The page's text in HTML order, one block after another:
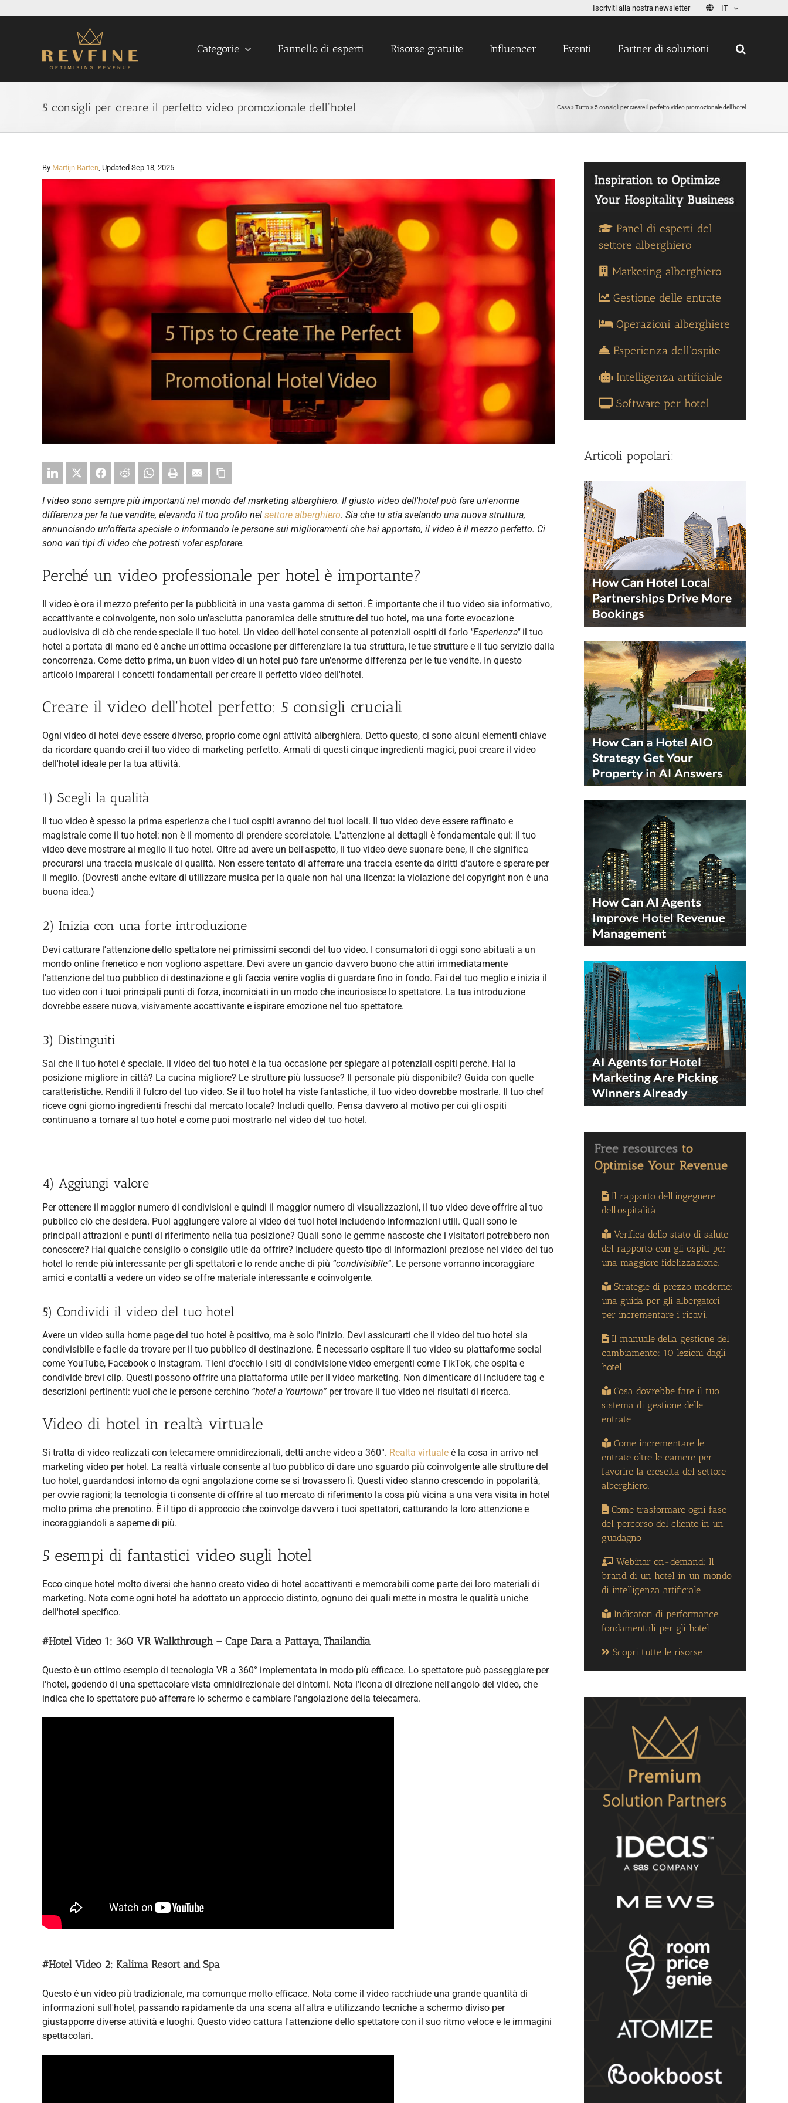
Iscriviti alla nostra newsletter IT
Categorie Pannello di esperti Risorse gratuite Influencer Eventi Partner di soluzioni
5 consigli per creare il perfetto video promozionale dell'hotel Casa» Tutto» 5 consigli per creare il perfetto video promozionale dell'hotel
By Martijn Barten, Updated Sep 18, 2025
Larger
I video sono sempre più importanti nel mondo del marketing alberghiero. Il giusto video dell'hotel può fare un'enorme
differenza per le tue vendite, elevando il tuo profilo nel settore alberghiero. Sia che tu stia svelando una nuova struttura,
annunciando un'offerta speciale o informando le persone sui miglioramenti che hai apportato, il video è il mezzo perfetto. Ci
sono vari tipi di video che potresti voler esplorare.
Perché un video professionale per hotel è importante?
Il video è ora il mezzo preferito per la pubblicità in una vasta gamma di settori. È importante che il tuo video sia informativo,
accattivante e coinvolgente, non solo un'asciutta panoramica delle strutture del tuo hotel, ma una forte evocazione
audiovisiva di ciò che rende speciale il tuo hotel. Un video dell'hotel consente ai potenziali ospiti di farlo "Esperienza"il tuo
hotel a portata di mano ed è anche un'ottima occasione per differenziare la tua struttura, le tue strutture e il tuo servizio dalla
concorrenza. Come detto prima, un buon video di un hotel può fare un'enorme differenza per le tue vendite. In questo
articolo imparerai i concetti fondamentali per creare il perfetto video dell'hotel.
Creare il video dell'hotel perfetto: 5 consigli cruciali
Ogni video di hotel deve essere diverso, proprio come ogni attività alberghiera. Detto questo, ci sono alcuni elementi chiave
da ricordare quando crei il tuo video di marketing perfetto. Armati di questi cinque ingredienti magici, puoi creare il video
dell'hotel ideale per la tua attività.
1) Scegli la qualità
Il tuo video è spesso la prima esperienza che i tuoi ospiti avranno dei tuoi locali. Il tuo video deve essere raffinato e
magistrale come il tuo hotel: non è il momento di prendere scorciatoie. L'attenzione ai dettagli è fondamentale qui: il tuo
video deve mostrare al meglio il tuo hotel. Oltre ad avere un bell'aspetto, il tuo video deve suonare bene, il che significa
procurarsi una traccia musicale di qualità. Non essere tentato di afferrare una traccia esente da diritti d'autore e sperare per
il meglio. (Dovresti anche evitare di utilizzare musica per la quale non hai una licenza: la violazione del copyright non è una
buona idea.)
2) Inizia con una forte introduzione
Devi catturare l'attenzione dello spettatore nei primissimi secondi del tuo video. I consumatori di oggi sono abituati a un
mondo online frenetico e non vogliono aspettare. Devi avere un gancio davvero buono che attiri immediatamente
l'attenzione del tuo pubblico di destinazione e gli faccia venire voglia di guardare fino in fondo. Fai del tuo meglio e inizia il
tuo video con i tuoi principali punti di forza, incorniciati in un modo che incuriosisce lo spettatore. La tua introduzione
dovrebbe essere nuova, visivamente accattivante e ispirare emozione nel tuo spettatore.
3) Distinguiti
Sai che il tuo hotel è speciale. Il video del tuo hotel è la tua occasione per spiegare ai potenziali ospiti perché. Hai la
posizione migliore in città? La cucina migliore? Le strutture più lussuose? Il personale più disponibile? Guida con quelle
caratteristiche. Rendili il fulcro del tuo video. Se il tuo hotel ha viste fantastiche, il tuo video dovrebbe mostrarle. Il tuo chef
riceve ogni giorno ingredienti freschi dal mercato locale? Includi quello. Pensa davvero al motivo per cui gli ospiti
continuano a tornare al tuo hotel e come puoi mostrarlo nel video del tuo hotel.
4) Aggiungi valore
Per ottenere il maggior numero di condivisioni e quindi il maggior numero di visualizzazioni, il tuo video deve offrire al tuo
pubblico ciò che desidera. Puoi aggiungere valore ai video dei tuoi hotel includendo informazioni utili. Quali sono le
principali attrazioni e punti di riferimento nella tua posizione? Quali sono le gemme nascoste che i visitatori potrebbero non
conoscere? Hai qualche consiglio o consiglio utile da offrire? Includere questo tipo di informazioni preziose nel video del tuo
hotel lo rende più interessante per gli spettatori e lo rende anche di più “condivisibile”. Le persone vorranno incoraggiare
amici e contatti a vedere un video se offre materiale interessante e coinvolgente.
5) Condividi il video del tuo hotel
Avere un video sulla home page del tuo hotel è positivo, ma è solo l'inizio. Devi assicurarti che il video del tuo hotel sia
condivisibile e facile da trovare per il tuo pubblico di destinazione. È necessario ospitare il tuo video su piattaforme social
come YouTube, Facebook o Instagram. Tieni d'occhio i siti di condivisione video emergenti come TikTok, che ospita e
condivide brevi clip. Questi possono offrire una piattaforma utile per il video marketing. Non dimenticare di includere tag e
descrizioni pertinenti: vuoi che le persone cerchino “hotel a Yourtown”per trovare il tuo video nei risultati di ricerca.
Video di hotel in realtà virtuale
Si tratta di video realizzati con telecamere omnidirezionali, detti anche video a 360°. Realta virtuale è la cosa in arrivo nel
marketing video per hotel. La realtà virtuale consente al tuo pubblico di dare uno sguardo più coinvolgente alle strutture del
tuo hotel, guardandosi intorno da ogni angolazione come se si trovassero lì. Questi video stanno crescendo in popolarità,
per ovvie ragioni; la tecnologia ti consente di offrire al tuo mercato di riferimento la cosa più vicina a una vera visita in hotel
molto prima che prenotino. È il tipo di approccio che coinvolge davvero i tuoi spettatori, catturando la loro attenzione e
incoraggiandoli a saperne di più.
5 esempi di fantastici video sugli hotel
Ecco cinque hotel molto diversi che hanno creato video di hotel accattivanti e memorabili come parte dei loro materiali di
marketing. Nota come ogni hotel ha adottato un approccio distinto, ognuno dei quali mette in mostra le qualità uniche
dell'hotel specifico.
#Hotel Video 1: 360 VR Walkthrough – Cape Dara a Pattaya, Thailandia
Questo è un ottimo esempio di tecnologia VR a 360° implementata in modo più efficace. Lo spettatore può passeggiare per
l'hotel, godendo di una spettacolare vista omnidirezionale dei dintorni. Nota l'icona di direzione nell'angolo del video, che
indica che lo spettatore può afferrare lo schermo e cambiare l'angolazione della telecamera.
#Hotel Video 2: Kalima Resort and Spa
Questo è un video più tradizionale, ma comunque molto efficace. Nota come il video racchiude una grande quantità di
informazioni sull'hotel, passando rapidamente da una scena all'altra e utilizzando tecniche a schermo diviso per
giustapporre diverse attività e luoghi. Questo video cattura l'attenzione dello spettatore con il suo ritmo veloce e le immagini
spettacolari.
Panel di esperti del
settore alberghiero
Marketing alberghiero
Gestione delle entrate
Operazioni alberghiere
Esperienza dell'ospite
Intelligenza artificiale
Software per hotel
Articoli popolari:
Il rapporto dell'ingegnere
dell'ospitalità
Verifica dello stato di salute
del rapporto con gli ospiti per
una maggiore fidelizzazione.
Strategie di prezzo moderne:
una guida per gli albergatori
per incrementare i ricavi.
Il manuale della gestione del
cambiamento: 10 lezioni dagli
hotel
Cosa dovrebbe fare il tuo
sistema di gestione delle
entrate
Come incrementare le
entrate oltre le camere per
favorire la crescita del settore
alberghiero.
Come trasformare ogni fase
del percorso del cliente in un
guadagno
Webinar on-demand: Il
brand di un hotel in un mondo
di intelligenza artificiale
Indicatori di performance
fondamentali per gli hotel
Scopri tutte le risorse